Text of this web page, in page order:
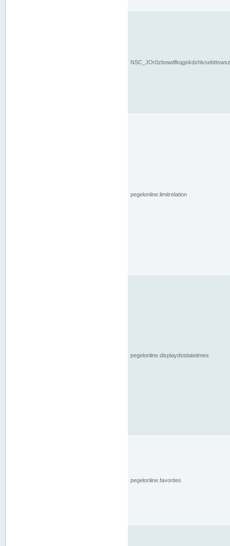
pegelonline.limitrelation
pegelonline.displaydstdatetimes
pegelonline.favorites